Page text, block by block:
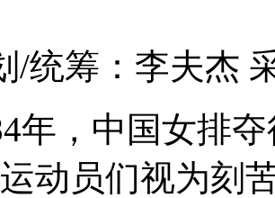
筹：李夫杰 采
，中国女排夺
动员们视为刻